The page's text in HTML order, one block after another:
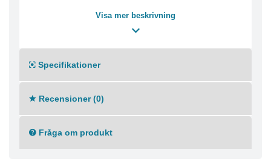
fysiska säkerhetspolicy, särskilt med tanke på den nya
allmänna dataskyddsförordningen (GDPR).
företagsdata eller personuppgifter som visas av en
anställd.
- Begränsad betraktningsvinkel
- Enkel montering
- Filtrering av blått ljus
Visa mer beskrivning
Specifikationer
Recensioner (0)
Fråga om produkt